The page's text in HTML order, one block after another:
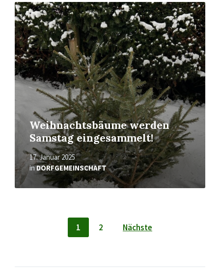
Weihnachtsbäume werden
Samstag eingesammelt!
17. Januar 2025
inDORFGEMEINSCHAFT
Mehr
erfahren
Seitennummerierung
Beiträge
1 2 Nächste